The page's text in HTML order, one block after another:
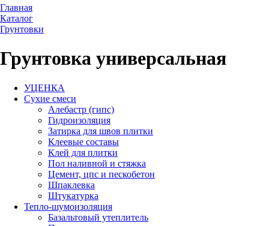
Главная
Каталог
Грунтовки
Грунтовка универсальная
УЦЕНКА
Сухие смеси
Алебастр (гипс)
Гидроизоляция
Затирка для швов плитки
Клеевые составы
Клей для плитки
Пол наливной и стяжка
Цемент, цпс и пескобетон
Шпаклевка
Штукатурка
Тепло-шумоизоляция
Базальтовый утеплитель